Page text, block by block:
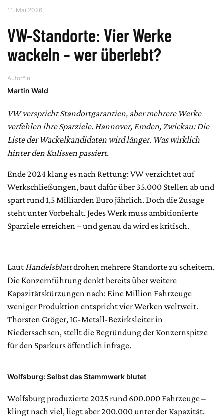
11. Mai 2026
VW-Standorte: Vier Werke
wackeln – wer überlebt?
Autor*in
Martin Wald
VW verspricht Standortgarantien, aber mehrere Werke
verfehlen ihre Sparziele. Hannover, Emden, Zwickau: Die
Liste der Wackelkandidaten wird länger. Was wirklich
hinter den Kulissen passiert.
Ende 2024 klang es nach Rettung: VW verzichtet auf
Werkschließungen, baut dafür über 35.000 Stellen ab und
spart rund 1,5 Milliarden Euro jährlich. Doch die Zusage
steht unter Vorbehalt. Jedes Werk muss ambitionierte
Sparziele erreichen – und genau da wird es kritisch.
Laut Handelsblattdrohen mehrere Standorte zu scheitern.
Die Konzernführung denkt bereits über weitere
Kapazitätskürzungen nach: Eine Million Fahrzeuge
weniger Produktion entspricht vier Werken weltweit.
Thorsten Gröger, IG-Metall-Bezirksleiter in
Niedersachsen, stellt die Begründung der Konzernspitze
für den Sparkurs öffentlich infrage.
Wolfsburg: Selbst das Stammwerk blutet
Wolfsburg produzierte 2025 rund 600.000 Fahrzeuge –
klingt nach viel, liegt aber 200.000 unter der Kapazität.